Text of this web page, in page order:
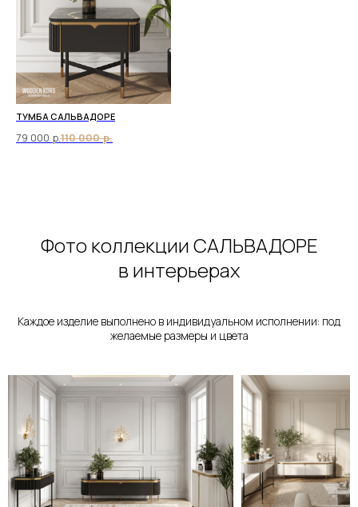
ТУМБА САЛЬВАДОРЕ
79 000 р.110 000 р.
Фото коллекции САЛЬВАДОРЕ
в интерьерах
Каждое изделие выполнено в индивидуальном исполнении: под
желаемые размеры и цвета